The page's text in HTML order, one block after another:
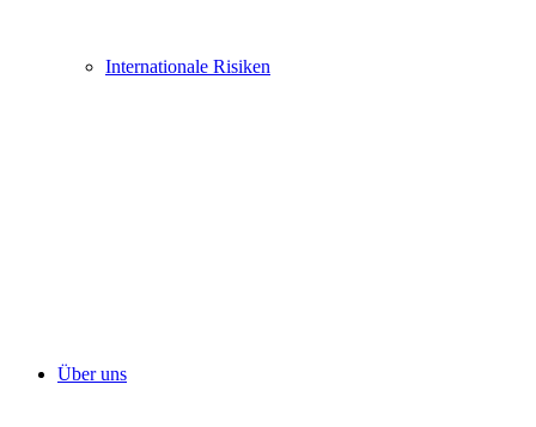
Internationale Risiken
Über uns